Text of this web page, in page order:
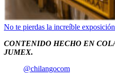
No te pierdas la increíble
CONTENIDO HECHO EN
JUMEX.
@chilangocom